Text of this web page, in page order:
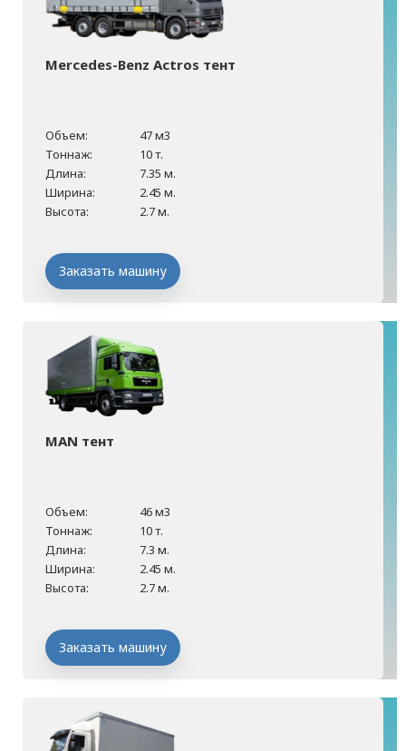
Mercedes-Benz Actros тент
Объем:
47 м3
Тоннаж:
10 т.
Длина:
7.35 м.
Ширина:
2.45 м.
Высота:
2.7 м.
Заказать машину
MAN тент
Объем:
46 м3
Тоннаж:
10 т.
Длина:
7.3 м.
Ширина:
2.45 м.
Высота:
2.7 м.
Заказать машину